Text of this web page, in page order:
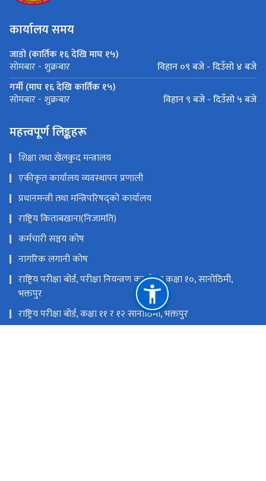
कार्यालय समय
जाडो (कार्तिक १६ देखि माघ १५)
सोमबार - शुक्रबार
विहान ०९ बजे - दिउँसो ४ बजे
गर्मी (माघ १६ देखि कार्तिक १५)
सोमबार - शुक्रबार विहान ९ बजे - दिउँसो ५ बजे
महत्त्वपूर्ण लिङ्कहरू
शिक्षा तथा खेलकुद मन्त्रालय
एकीकृत कार्यालय व्यवस्थापन प्रणाली
प्रधानमन्त्री तथा मन्त्रिपरिषद्को कार्यालय
राष्ट्रिय किताबखाना(निजामति)
कर्मचारी सञ्चय कोष
नागरिक लगानी कोष
राष्ट्रिय परीक्षा बोर्ड, परीक्षा नियन्त्रण कार्यालय कक्षा १०, सानोठिमी,
भक्तपुर
राष्ट्रिय परीक्षा बोर्ड, कक्षा ११ र १२ सानोठिमी, भक्तपुर